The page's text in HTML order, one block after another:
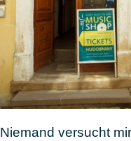
Niemand versucht